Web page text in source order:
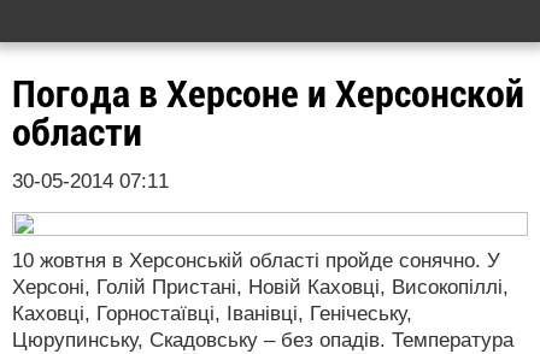
Погода в Херсоне и Херсонской
области
30-05-2014 07:11
10 жовтня в Херсонській області пройде сонячно. У
Херсоні, Голій Пристані, Новій Каховці, Високопіллі,
Каховці, Горностаївці, Іванівці, Генічеську,
Цюрупинську, Скадовську – без опадів. Температура